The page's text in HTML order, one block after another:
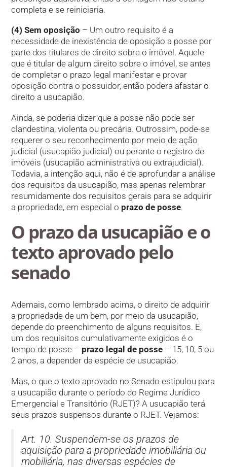
completa e se reiniciaria.
(4) Sem oposição – Um outro requisito é a
necessidade de inexistência de oposição a posse por
parte dos titulares de direito sobre o imóvel. Aquele
que é titular de algum direito sobre o imóvel, se antes
de completar o prazo legal manifestar e provar
oposição contra o possuidor, então poderá afastar o
direito a usucapião.
Ainda, se poderia dizer que a posse não pode ser
clandestina, violenta ou precária. Outrossim, pode-se
requerer o seu reconhecimento por meio de ação
judicial (usucapião judicial) ou perante o registro de
imóveis (usucapião administrativa ou extrajudicial).
Todavia, a intenção aqui, não é de aprofundar a análise
dos requisitos da usucapião, mas apenas relembrar
resumidamente dos requisitos gerais para se adquirir
a propriedade, em especial o prazo de posse.
O prazo da usucapião e o
texto aprovado pelo
senado
Ademais, como lembrado acima, o direito de adquirir
a propriedade de um bem, por meio da usucapião,
depende do preenchimento de alguns requisitos. E,
um dos requisitos cumulativamente exigidos é o
tempo de posse – prazo legal de posse – 15, 10, 5 ou
2 anos, a depender da espécie de usucapião.
Mas, o que o texto aprovado no Senado estipulou para
a usucapião durante o período do Regime Jurídico
Emergencial e Transitório (RJET)? A usucapião terá
seus prazos suspensos durante o RJET. Vejamos:
Art. 10. Suspendem-se os prazos de
aquisição para a propriedade imobiliária ou
mobiliária, nas diversas espécies de